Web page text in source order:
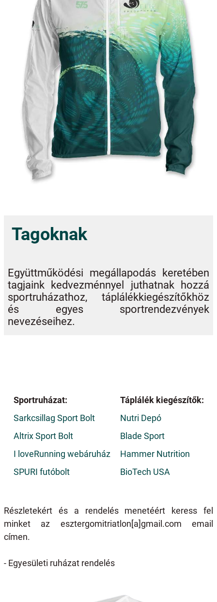
Tagoknak
Együttműködési megállapodás keretében
tagjaink kedvezménnyel juthatnak hozzá
sportruházathoz, táplálékkiegészítőkhöz
és egyes sportrendezvények
nevezéseihez.
Sportruházat:
Táplálék kiegészítők:
Sarkcsillag Sport Bolt
Nutri Depó
Altrix Sport Bolt
Blade Sport
I loveRunning webáruház
Hammer Nutrition
SPURI futóbolt
BioTech USA
Részletekért és a rendelés menetéért keress fel
minket az esztergomitriatlon[a]gmail.com email
címen.
- Egyesületi ruházat rendelés